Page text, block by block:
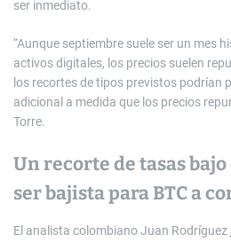
ser inmediato.
“Aunque septiembre suele ser un mes
activos digitales, los precios suelen
los recortes de tipos previstos podrían
adicional a medida que los precios
Torre.
Un recorte de tasas
ser bajista para BTC a
El analista colombiano Juan Rodríguez